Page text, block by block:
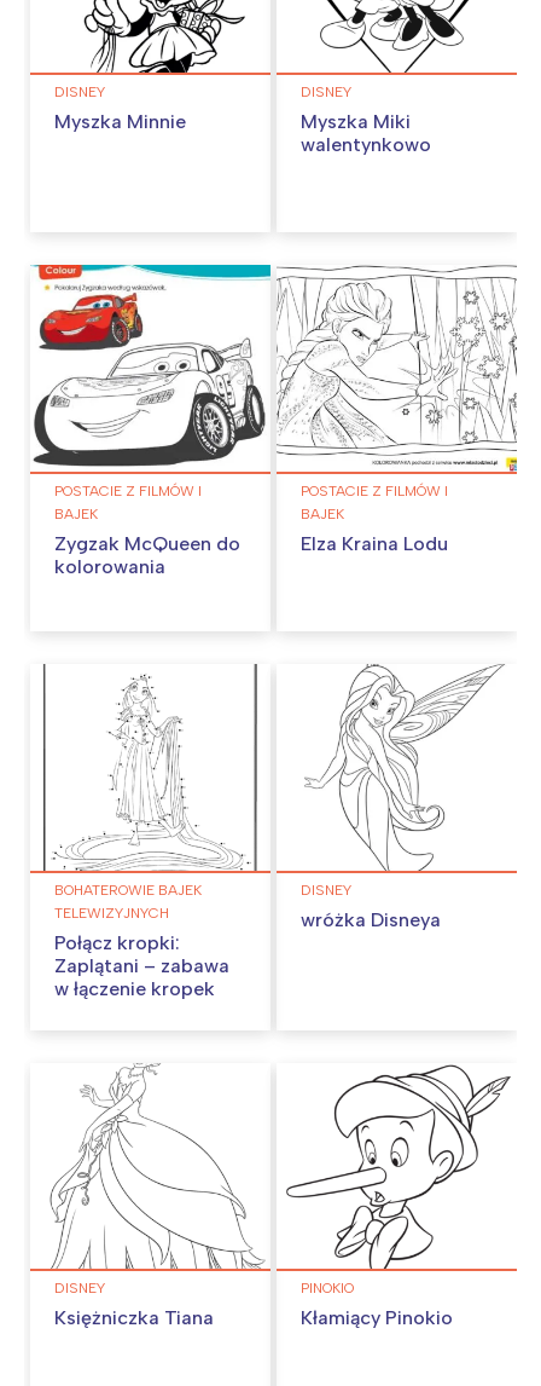
DISNEY
Myszka Minnie
DISNEY
Myszka Miki
walentynkowo
POSTACIE Z FILMÓW I
BAJEK
Zygzak McQueen do
kolorowania
POSTACIE Z FILMÓW I
BAJEK
Elza Kraina Lodu
BOHATEROWIE BAJEK
TELEWIZYJNYCH
Połącz kropki:
Zaplątani – zabawa
w łączenie kropek
DISNEY
wróżka Disneya
DISNEY
Księżniczka Tiana
PINOKIO
Kłamiący Pinokio